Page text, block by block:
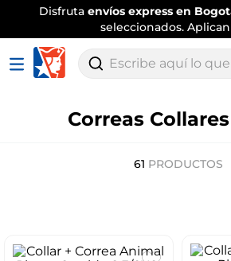
Envíotradicional gratispor compras
Aplican TyC
Escribe aquí lo que
Correas
61 PRODUCTOS